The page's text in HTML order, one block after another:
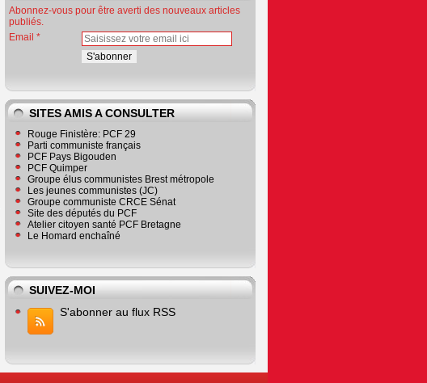
Abonnez-vous pour être averti des nouveaux articles
publiés.
Email
SITES AMIS A CONSULTER
Rouge Finistère: PCF 29
Parti communiste français
PCF Pays Bigouden
PCF Quimper
Groupe élus communistes Brest métropole
Les jeunes communistes (JC)
Groupe communiste CRCE Sénat
Site des députés du PCF
Atelier citoyen santé PCF Bretagne
Le Homard enchaîné
SUIVEZ-MOI
S'abonner au flux RSS